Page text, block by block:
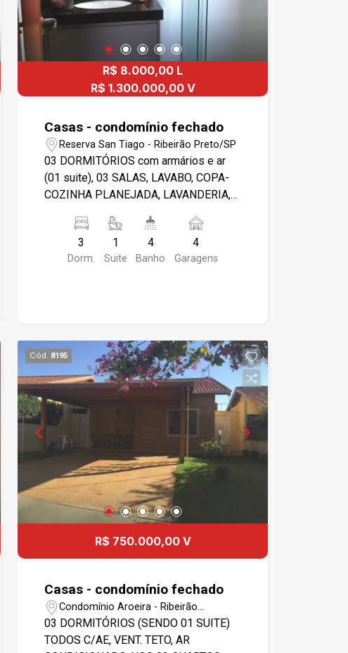
R$ 8.000,00 L
R$ 1.300.000,00 V
Casas - condomínio fechado
Reserva San Tiago - Ribeirão Preto/SP
03 DORMITÓRIOS com armários e ar
(01 suite), 03 SALAS, LAVABO, COPA-
COZINHA PLANEJADA, LAVANDERIA,
CARROS, PISCINA, JARDIM. PORTARIA
3
Dorm.
1
Suite
4
Banho
4
Garagens
Cód. 8195
R$ 750.000,00 V
Casas - condomínio fechado
Condomínio Aroeira - Ribeirão
Preto/SP
03 DORMITÓRIOS (SENDO 01 SUITE)
TODOS C/AE, VENT. TETO, AR